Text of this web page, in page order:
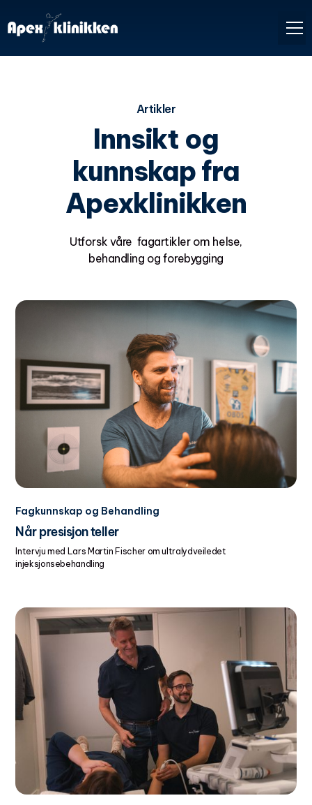
Artikler
Innsikt og
kunnskap fra
Apexklinikken
Utforsk våre fagartikler om helse,
behandling og forebygging
Fagkunnskap og Behandling
Når presisjon teller
Intervju med Lars Martin Fischer om ultralydveiledet
injeksjonsebehandling